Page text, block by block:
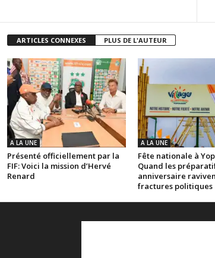
ARTICLES CONNEXES PLUS DE L'AUTEUR
A LA UNE
Présenté officiellement par la
FIF: Voici la mission d’Hervé
Renard
A LA UNE
Fête nationale à
Quand les
anniversaire
fractures politiques